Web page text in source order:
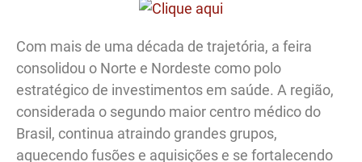
Com mais de uma década de trajetória, a feira
consolidou o Norte e Nordeste como polo
estratégico de investimentos em saúde. A região,
considerada o segundo maior centro médico do
Brasil, continua atraindo grandes grupos,
aquecendo fusões e aquisições e se fortalecendo